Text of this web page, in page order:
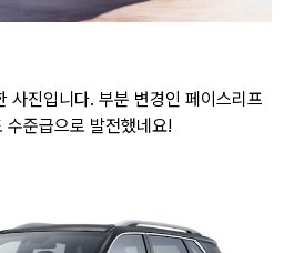
사진입니다. 부분 변경인 페이스리프
준급으로 발전했네요!